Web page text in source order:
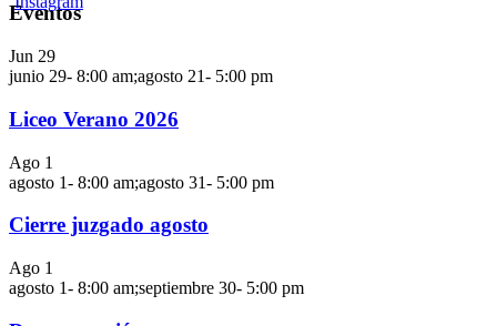
Eventos
Jun 29
junio 29- 8:00 am;agosto 21- 5:00 pm
Liceo Verano 2026
Ago 1
agosto 1- 8:00 am;agosto 31- 5:00 pm
Cierre juzgado agosto
Ago 1
agosto 1- 8:00 am;septiembre 30- 5:00 pm